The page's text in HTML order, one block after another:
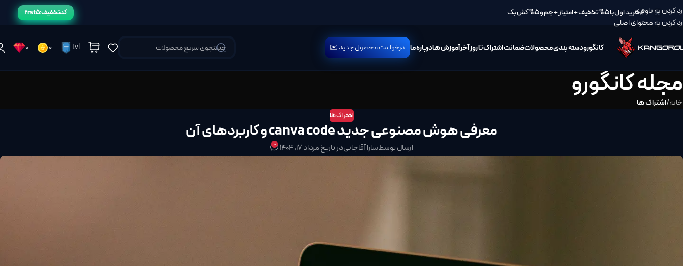
🎉خرید اول با 5% تخفیف + امتیاز + جم و 5% کش بک کد تخفیف: frst5
رد کردن به ناوبری
رد کردن به محتوای اصلی
کانگورودسته بندی محصولاتضمانت اشتراک تا روز آخرآموزش هادرباره ما درخواست محصول جدید ✉️ 0 0 Lvl
مجله کانگورو
خانه/اشتراک ها
اشتراک ها
معرفی هوش مصنوعی جدید canva code و کاربردهای آن
ارسال توسطسارا آقاجانیدر تاریخ مرداد 17, 1404 0